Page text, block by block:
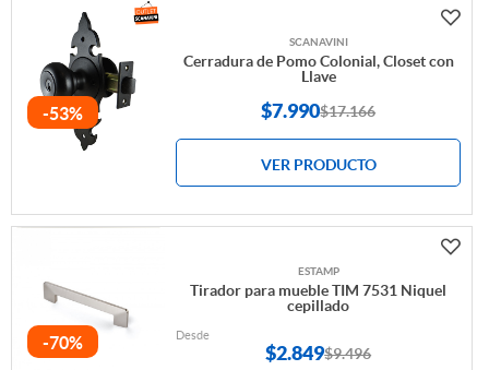
-53%
SCANAVINI
Cerradura de Pomo Colonial, Closet con
Llave
$7.990$17.166
VER PRODUCTO
-70%
ESTAMP
Tirador para mueble TIM 7531 Niquel
cepillado
Desde
$2.849$9.496